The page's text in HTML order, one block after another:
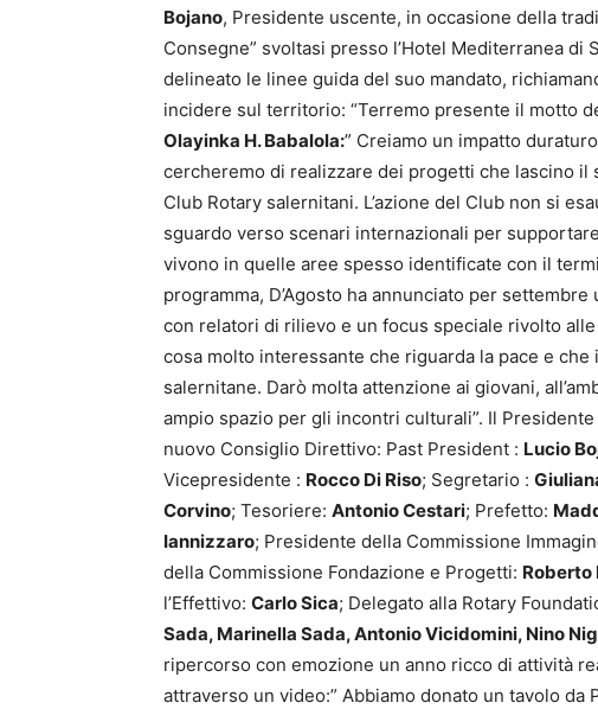
Bojano, Presidente uscente, in occasione della
Consegne” svoltasi presso l’Hotel Mediterranea di
delineato le linee guida del suo mandato,
incidere sul territorio: “Terremo presente il motto
Olayinka H. Babalola:” Creiamo un impatto
cercheremo di realizzare dei progetti che lascino
Club Rotary salernitani. L’azione del Club non si
sguardo verso scenari internazionali per
vivono in quelle aree spesso identificate con il
programma, D’Agosto ha annunciato per
con relatori di rilievo e un focus speciale rivolto
cosa molto interessante che riguarda la pace e
salernitane. Darò molta attenzione ai giovani,
ampio spazio per gli incontri culturali”. Il
nuovo Consiglio Direttivo: Past President : Lucio
Vicepresidente : Rocco Di Riso; Segretario :
Corvino; Tesoriere: Antonio Cestari; Prefetto:
Iannizzaro; Presidente della Commissione
della Commissione Fondazione e Progetti: Roberto
l’Effettivo: Carlo Sica; Delegato alla Rotary
Sada, Marinella Sada, Antonio Vicidomini, Nino
ripercorso con emozione un anno ricco di attività
attraverso un video:” Abbiamo donato un tavolo